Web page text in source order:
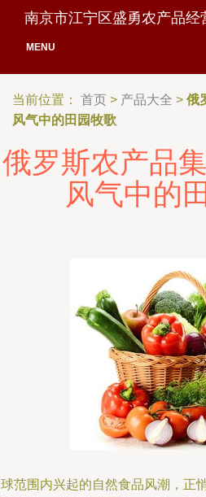
南京市江宁区盛勇农产品经
MENU
当前位置： 首页 > 产品大全 > 俄
风气中的田园牧歌
俄罗斯农产品
风气中的
范围内兴起的自然食品风潮，正